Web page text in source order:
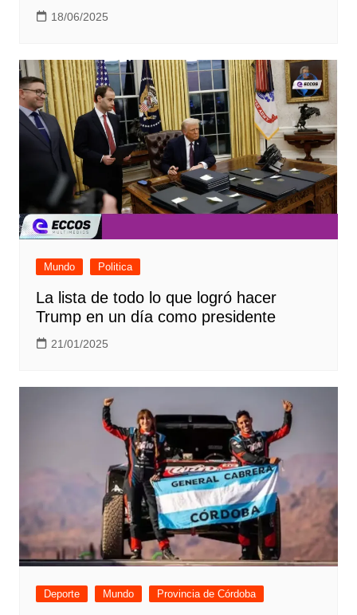
18/06/2025
Mundo Politica
La lista de todo lo que logró hacer
Trump en un día como presidente
21/01/2025
Deporte Mundo Provincia de Córdoba